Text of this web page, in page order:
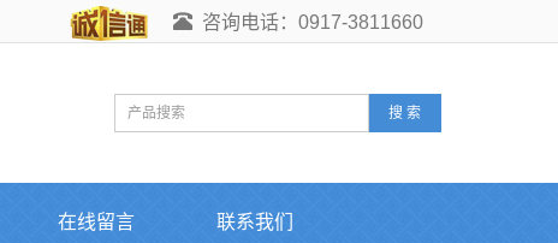
咨询电话：0917-3811660
搜 索
在线留言 联系我们